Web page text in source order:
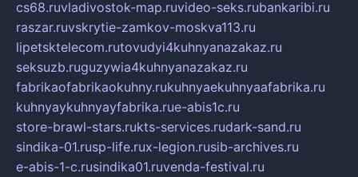
cs68.ruvladivostok-map.ruvideo-seks.rubankaribi.ru
raszar.ruvskrytie-zamkov-moskva113.ru
lipetsktelecom.rutovudyi4kuhnyanazakaz.ru
seksuzb.ruguzywia4kuhnyanazakaz.ru
fabrikaofabrikaokuhny.rukuhnyaekuhnyaafabrika.ru
kuhnyaykuhnyayfabrika.rue-abis1c.ru
store-brawl-stars.rukts-services.rudark-sand.ru
sindika-01.rusp-life.rux-legion.rusib-archives.ru
e-abis-1-c.rusindika01.ruvenda-festival.ru